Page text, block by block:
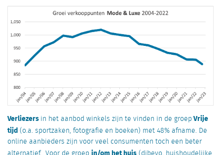
Verliezersin het aanbod winkels zijn te vinden in de groepVrije
tijd(o.a. sportzaken, fotografie en boeken) met 48% afname. De
online aanbieders zijn voor veel consumenten toch een beter
in/om het huis